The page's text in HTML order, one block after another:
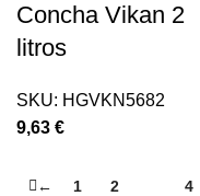
Concha Vikan 2
litros
SKU: HGVKN5682
9,63 €
← 1 2 4